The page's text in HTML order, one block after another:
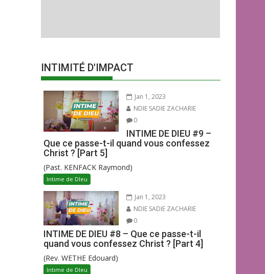
INTIMITÉ D'IMPACT
Jan 1, 2023
NDIE SADIE ZACHARIE
0
INTIME DE DIEU #9 –
Que ce passe-t-il quand vous confessez
Christ ? [Part 5]
(Past. KENFACK Raymond)
Intime de DIeu
Jan 1, 2023
NDIE SADIE ZACHARIE
0
INTIME DE DIEU #8 – Que ce passe-t-il
quand vous confessez Christ ? [Part 4]
(Rev. WETHE Edouard)
Intime de DIeu